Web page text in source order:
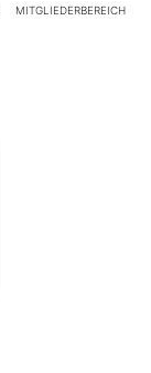
MITGLIEDERBEREICH